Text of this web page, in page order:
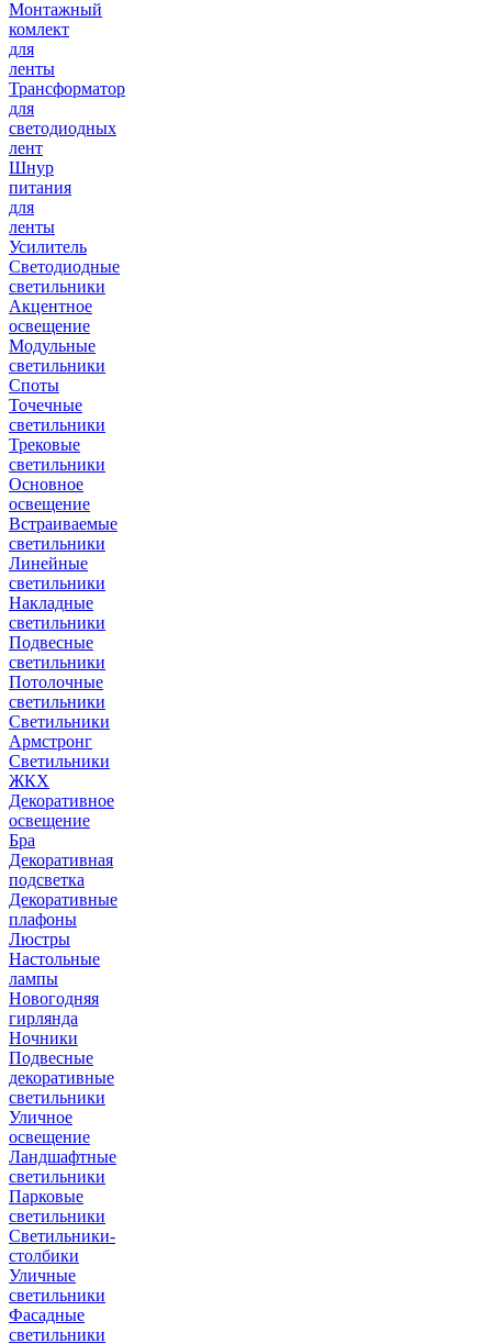
Монтажный
комлект
для
ленты
Трансформатор
для
светодиодных
лент
Шнур
питания
для
ленты
Усилитель
Светодиодные
светильники
Акцентное
освещение
Модульные
светильники
Споты
Точечные
светильники
Трековые
светильники
Основное
освещение
Встраиваемые
светильники
Линейные
светильники
Накладные
светильники
Подвесные
светильники
Потолочные
светильники
Светильники
Армстронг
Светильники
ЖКХ
Декоративное
освещение
Бра
Декоративная
подсветка
Декоративные
плафоны
Люстры
Настольные
лампы
Новогодняя
гирлянда
Ночники
Подвесные
декоративные
светильники
Уличное
освещение
Ландшафтные
светильники
Парковые
светильники
Светильники-
столбики
Уличные
светильники
Фасадные
светильники